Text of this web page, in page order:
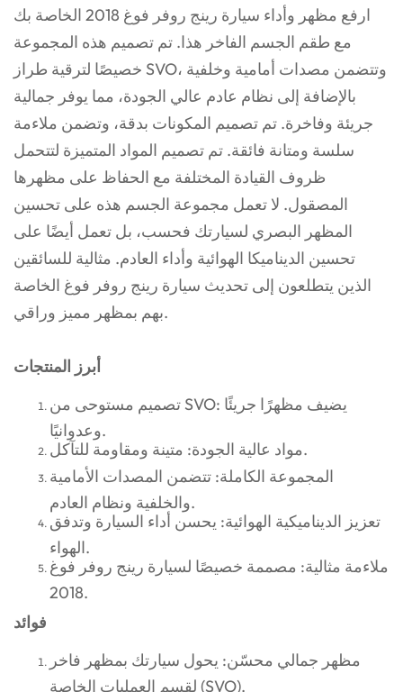
ارفع مظهر وأداء سيارة رينج روفر فوغ 2018 الخاصة بك
مع طقم الجسم الفاخر هذا. تم تصميم هذه المجموعة
خصيصًا لترقية طراز SVO، وتتضمن مصدات أمامية وخلفية
بالإضافة إلى نظام عادم عالي الجودة، مما يوفر جمالية
جريئة وفاخرة. تم تصميم المكونات بدقة، وتضمن ملاءمة
سلسة ومتانة فائقة. تم تصميم المواد المتميزة لتتحمل
ظروف القيادة المختلفة مع الحفاظ على مظهرها
المصقول. لا تعمل مجموعة الجسم هذه على تحسين
المظهر البصري لسيارتك فحسب، بل تعمل أيضًا على
تحسين الديناميكا الهوائية وأداء العادم. مثالية للسائقين
الذين يتطلعون إلى تحديث سيارة رينج روفر فوغ الخاصة
بهم بمظهر مميز وراقي.
أبرز المنتجات
تصميم مستوحى من SVO: يضيف مظهرًا جريئًا
مواد عالية الجودة: متينة ومقاومة للتآكل.
المجموعة الكاملة: تتضمن المصدات الأمامية
تعزيز الديناميكية الهوائية: يحسن أداء السيارة وتدفق
ملاءمة مثالية: مصممة خصيصًا لسيارة رينج روفر فوغ
فوائد
مظهر جمالي محسّن: يحول سيارتك بمظهر فاخر
لقسم العمليات الخاصة (SVO).